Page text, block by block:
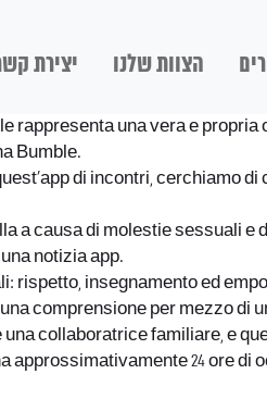
הצוות שלנו יצירת
rappresenta una vera e
Bumble.
di incontri, cerchiamo
a causa di molestie
notizia app.
rispetto, insegnamento ed
comprensione per mezzo di
collaboratrice familiare, e
approssimativamente 24 ore